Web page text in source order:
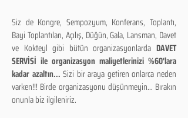
Siz de Kongre, Sempozyum, Konferans, Toplantı,
Bayi Toplantıları, Açılış, Düğün, Gala, Lansman, Davet
ve Kokteyl gibi bütün organizasyonlarda DAVET
SERVİSİ ile organizasyon maliyetlerinizi %60'lara
kadar azaltın...Sizi bir araya getiren onlarca neden
varken!!! Birde organizasyonu düşünmeyin... Bırakın
onunla biz ilgileniriz.